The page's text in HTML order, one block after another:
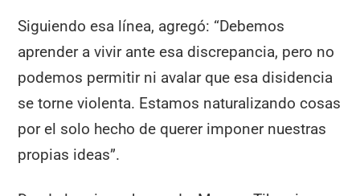
Siguiendo esa línea, agregó: “Debemos
aprender a vivir ante esa discrepancia, pero no
podemos permitir ni avalar que esa disidencia
se torne violenta. Estamos naturalizando cosas
por el solo hecho de querer imponer nuestras
propias ideas”.